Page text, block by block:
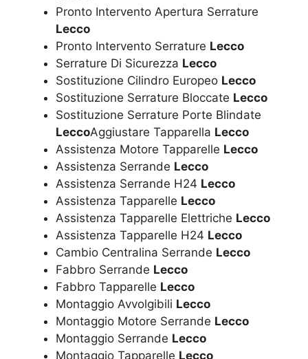
Pronto Intervento Apertura Serrature
Lecco
Pronto Intervento Serrature Lecco
Serrature Di Sicurezza Lecco
Sostituzione Cilindro Europeo Lecco
Sostituzione Serrature Bloccate Lecco
Sostituzione Serrature Porte Blindate
LeccoAggiustare Tapparella Lecco
Assistenza Motore Tapparelle Lecco
Assistenza Serrande Lecco
Assistenza Serrande H24 Lecco
Assistenza Tapparelle Lecco
Assistenza Tapparelle Elettriche Lecco
Assistenza Tapparelle H24 Lecco
Cambio Centralina Serrande Lecco
Fabbro Serrande Lecco
Fabbro Tapparelle Lecco
Montaggio Avvolgibili Lecco
Montaggio Motore Serrande Lecco
Montaggio Serrande Lecco
Montaggio Tapparelle Lecco